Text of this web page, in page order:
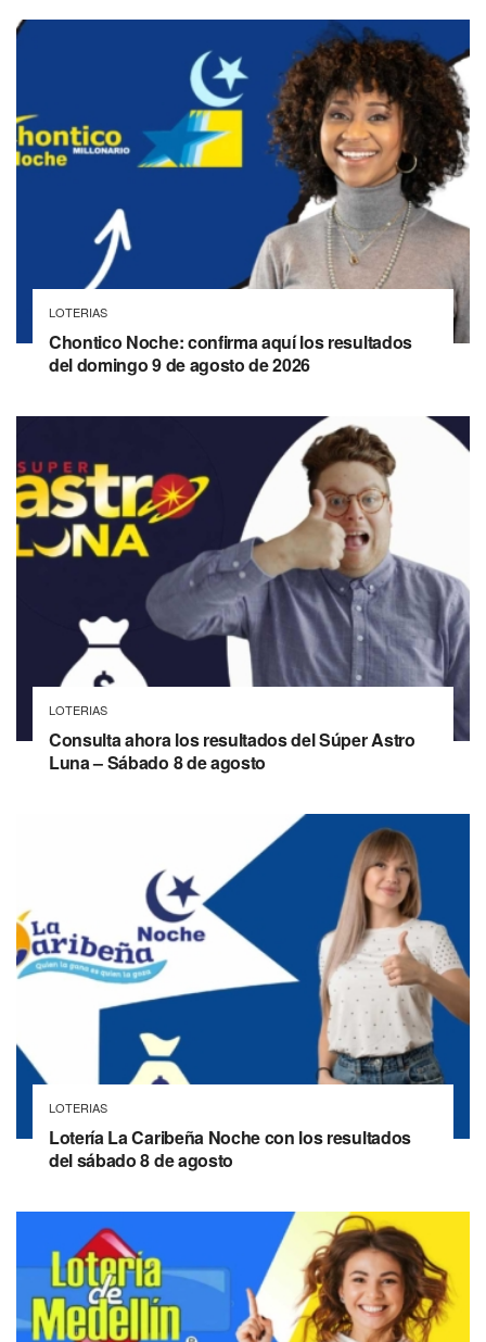
LOTERIAS
Chontico Noche: confirma aquí los resultados
del domingo 9 de agosto de 2026
LOTERIAS
Consulta ahora los resultados del Súper Astro
Luna – Sábado 8 de agosto
LOTERIAS
Lotería La Caribeña Noche con los resultados
del sábado 8 de agosto